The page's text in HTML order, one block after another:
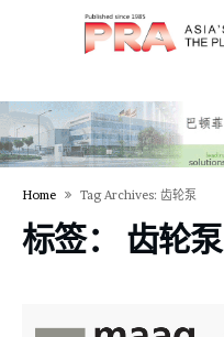
Home Tag Archives: 齿轮泵
标签： 齿轮泵